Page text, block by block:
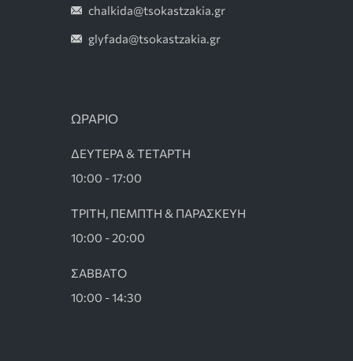
chalkida@tsokastzakia.gr
glyfada@tsokastzakia.gr
ΩΡΑΡΙΟ
ΔΕΥΤΕΡΑ & ΤΕΤΑΡΤΗ
10:00 - 17:00
ΤΡΙΤΗ, ΠΕΜΠΤΗ & ΠΑΡΑΣΚΕΥΗ
10:00 - 20:00
ΣΑΒΒΑΤΟ
10:00 - 14:30